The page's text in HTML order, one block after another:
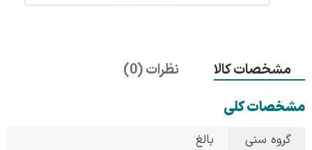
مشخصات کالا
نظرات (0)
مشخصات کلی
گروه سنی
بالغ